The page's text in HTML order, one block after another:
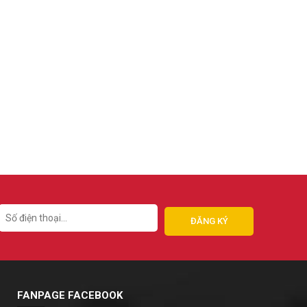
FANPAGE FACEBOOK